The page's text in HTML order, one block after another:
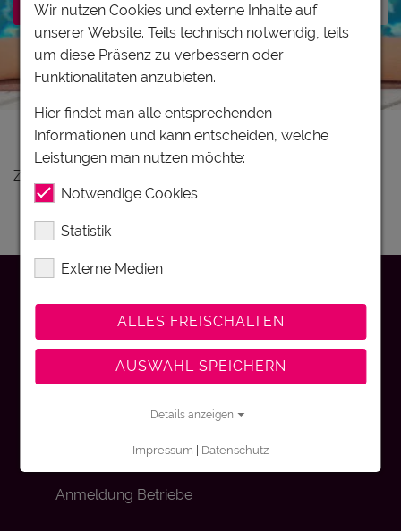
Filter
Karte
Ferienunterkünfte Bregenzerwald
Zu Ihrer Anfrage gibt es keine Treffer.
Impressum
Anmeldung Betriebe
Wir nutzen Cookies und externe Inhalte auf
unserer Website. Teils technisch notwendig, teils
um diese Präsenz zu verbessern oder
Funktionalitäten anzubieten.
Hier findet man alle entsprechenden
Informationen und kann entscheiden, welche
Leistungen man nutzen möchte:
Notwendige Cookies
Statistik
Externe Medien
ALLES FREISCHALTEN
AUSWAHL SPEICHERN
Details anzeigen
Impressum | Datenschutz